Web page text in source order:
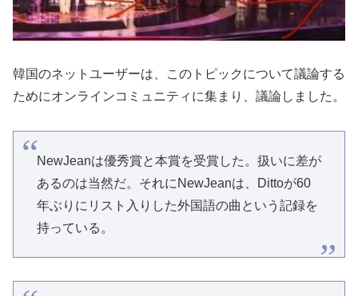
韓国のネットユーザーは、このトピックについて議論する
ためにオンラインコミュニティに集まり、議論しました。
NewJeanは優秀賞と本賞を受賞した。扱いに差が
あるのは当然だ。それにNewJeanは、Dittoが60
年ぶりにリスト入りした外国語の曲という記録を
持っている。